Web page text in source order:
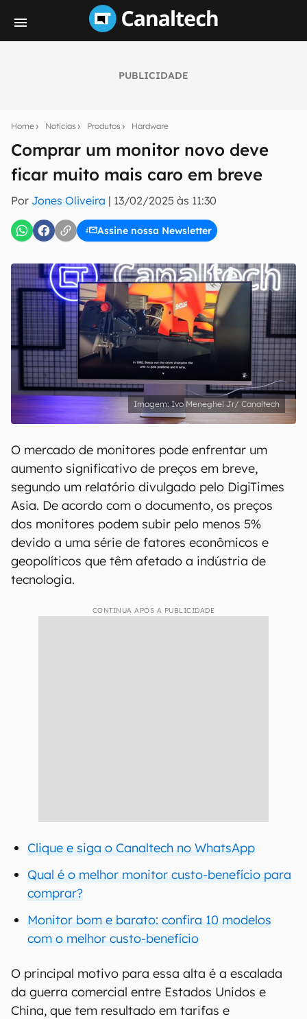
PUBLICIDADE
Home Notícias Produtos Hardware
Comprar um monitor novo deve
ficar muito mais caro em breve
Por Jones Oliveira | 13/02/2025 às 11:30
Assine nossa Newsletter
notícias e reviews sobre tecnologia em primeira
E-mail
inscreva-se
Confirmo que li, aceito e concordo com os Termos de
Uso e Política de Privacidade do Canaltech.
Ivo Meneghel Jr/ Canaltech
O mercado de monitores pode enfrentar um
aumento significativo de preços em breve,
segundo um relatório divulgado pelo DigiTimes
Asia. De acordo com o documento, os preços
dos monitores podem subir pelo menos 5%
devido a uma série de fatores econômicos e
geopolíticos que têm afetado a indústria de
tecnologia.
CONTINUA APÓS A PUBLICIDADE
Clique e siga o Canaltech no WhatsApp
Qual é o melhor monitor custo-benefício para
comprar?
Monitor bom e barato: confira 10 modelos
com o melhor custo-benefício
O principal motivo para essa alta é a escalada
da guerra comercial entre Estados Unidos e
China, que tem resultado em tarifas e